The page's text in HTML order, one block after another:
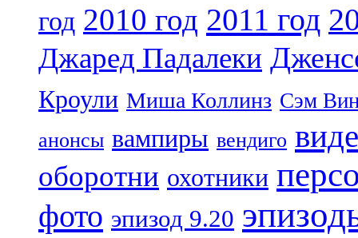
год 2010 год 2011 год
Джаред Падалеки
Кроули Миша Коллинз Сэм
анонсы вампиры вендиго
оборотни охотники
фото эпизод 9.20